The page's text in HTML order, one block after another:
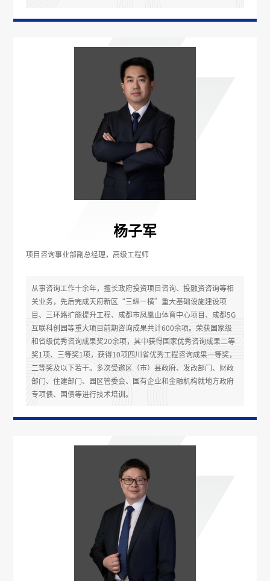
杨子军
项目咨询事业部副总经理，高级工程师
从事咨询工作十余年，擅长政府投资项目咨询、投融资咨询等相
关业务，先后完成天府新区“三纵一横”重大基础设施建设项
目、三环路扩能提升工程、成都市凤凰山体育中心项目、成都5G
互联科创园等重大项目前期咨询成果共计600余项。荣获国家级
和省级优秀咨询成果奖20余项，其中获得国家优秀咨询成果二等
奖1项、三等奖1项，获得10项四川省优秀工程咨询成果一等奖，
二等奖及以下若干。多次受邀区（市）县政府、发改部门、财政
部门、住建部门、园区管委会、国有企业和金融机构就地方政府
专项债、国债等进行技术培训。